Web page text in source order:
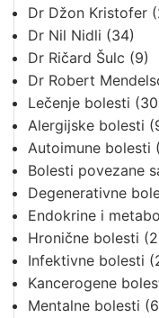
Dr Džon Kristofer
Dr Nil Nidli (34)
Dr Ričard Šulc (9)
Dr Robert
Lečenje bolesti
Alergijske bolesti
Autoimune bolesti
Bolesti povezane
Degenerativne
Endokrine i
Hronične bolesti
Infektivne bolesti
Kancerogene
Mentalne bolesti